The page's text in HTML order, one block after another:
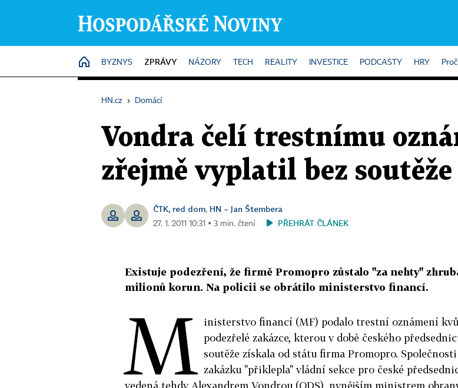
HOME
BYZNYS ZPRÁVY NÁZORY TECH REALITY INVESTICE PODCASTY HRY
HN.cz › Domácí
Vondra čelí trestnímu
zřejmě vyplatil bez
ČTK, red dom, HN – Jan Štembera
27. 1. 2011 10:31 ▪ 3 min. čtení PŘEHRÁT ČLÁNEK
Existuje podezření, že firmě Promopro zůstalo "za nehty"
milionů korun. Na policii se obrátilo ministerstvo financí.
M inisterstvo financí (MF) podalo trestní oznámení
podezřelé zakázce, kterou v době českého
soutěže získala od státu firma Promopro. Společnosti
zakázku "přiklepla" vládní sekce pro české
vedená tehdy Alexandrem Vondrou (ODS), nynějším ministrem